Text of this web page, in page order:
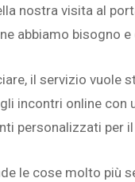
nostra visita al
abbiamo bisogno
il servizio vuole
incontri online con
personalizzati per
le cose molto più